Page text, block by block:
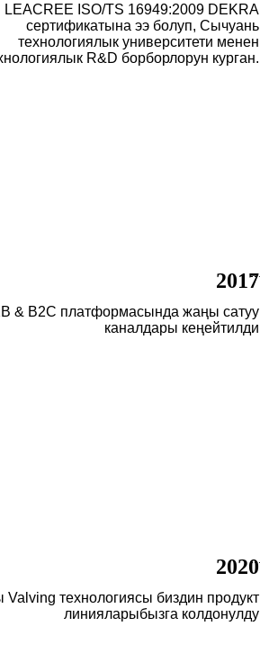
LEACREE ISO/TS 16949:2009 DEKRA
сертификатына ээ болуп, Сычуань
технологиялык университети менен
R&D борборлорун курган.
2017
& B2C платформасында жаңы сатуу
каналдары кеңейтилди
2020
технологиясы биздин продукт
линияларыбызга колдонулду